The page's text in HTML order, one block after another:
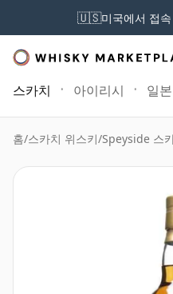
🇺🇸미국에서 접
스카치 아이리시 일본
홈/스카치 위스키/Speyside 스